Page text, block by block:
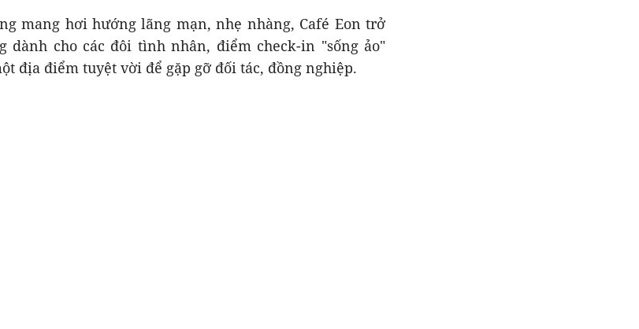
mang hơi hướng lãng mạn, nhẹ nhàng, Café Eon trở
dành cho các đôi tình nhân, điểm check-in "sống ảo"
địa điểm tuyệt vời để gặp gỡ đối tác, đồng nghiệp.